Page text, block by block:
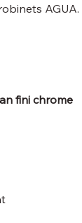
AGUA.
fini chrome